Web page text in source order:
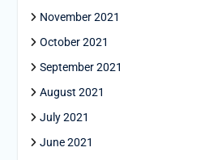
November 2021
October 2021
September 2021
August 2021
July 2021
June 2021